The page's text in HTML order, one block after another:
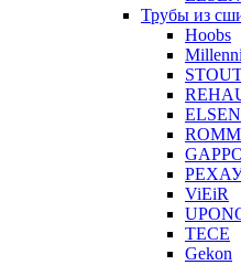
Трубы из
Hoobs
ELSEN
ViEiR
TECE
Gekon